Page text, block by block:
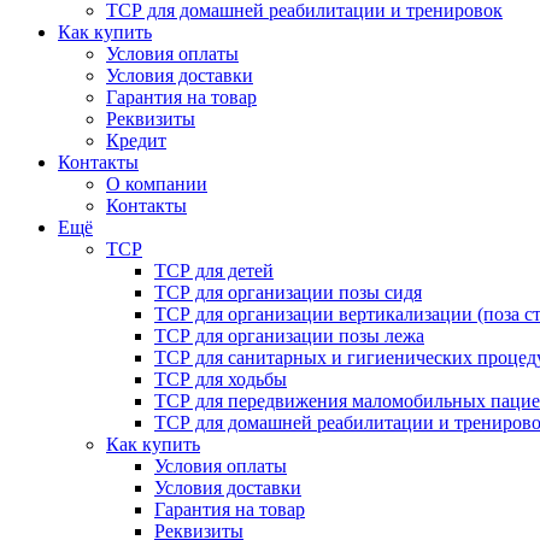
ТСР для домашней реабилитации и тренировок
Как купить
Условия оплаты
Условия доставки
Гарантия на товар
Реквизиты
Кредит
Контакты
О компании
Контакты
Ещё
ТСР
ТСР для детей
ТСР для организации позы сидя
ТСР для организации вертикализации (поза
ТСР для организации позы лежа
ТСР для санитарных и гигиенических
ТСР для ходьбы
ТСР для передвижения маломобильных
ТСР для домашней реабилитации и
Как купить
Условия оплаты
Условия доставки
Гарантия на товар
Реквизиты